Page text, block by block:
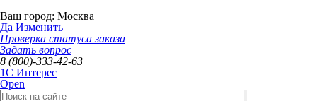
Ваш город: Москва
Да Изменить
Проверка статуса заказа
Задать вопрос
8 (800)-333-42-63
1C Интерес
Open